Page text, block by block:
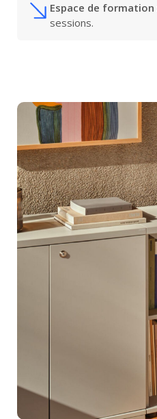
Espace de formation
sessions.